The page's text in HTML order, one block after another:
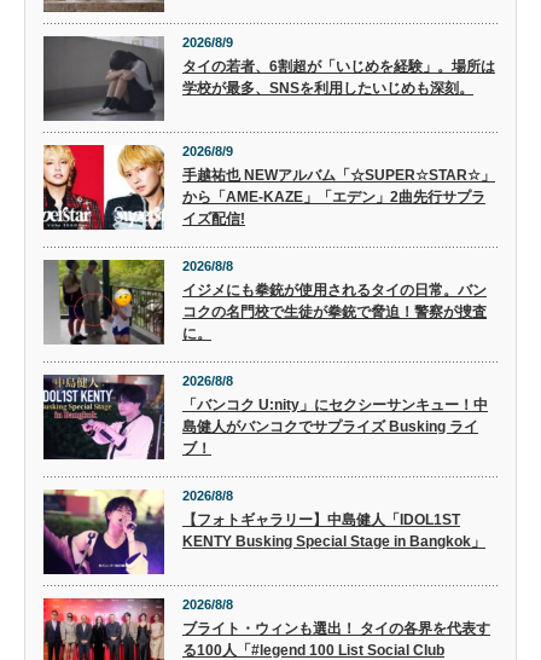
2026/8/9
タイの若者、6割超が「いじめを経験」。場所は
学校が最多、SNSを利用したいじめも深刻。
2026/8/9
手越祐也 NEWアルバム「☆SUPER☆STAR☆」
から「AME-KAZE」「エデン」2曲先行サプラ
イズ配信!
2026/8/8
イジメにも拳銃が使用されるタイの日常。バン
コクの名門校で生徒が拳銃で脅迫！警察が捜査
に。
2026/8/8
「バンコク U:nity」にセクシーサンキュー！中
島健人がバンコクでサプライズ Busking ライ
ブ！
2026/8/8
【フォトギャラリー】中島健人「IDOL1ST
KENTY Busking Special Stage in Bangkok」
2026/8/8
ブライト・ウィンも選出！ タイの各界を代表す
る100人「#legend 100 List Social Club